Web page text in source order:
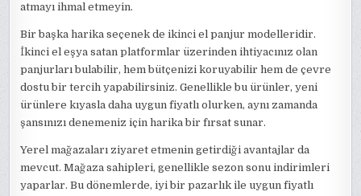
atmayı ihmal etmeyin.
Bir başka harika seçenek de ikinci el panjur modelleridir.
İkinci el eşya satan platformlar üzerinden ihtiyacınız olan
panjurları bulabilir, hem bütçenizi koruyabilir hem de çevre
dostu bir tercih yapabilirsiniz. Genellikle bu ürünler, yeni
ürünlere kıyasla daha uygun fiyatlı olurken, aynı zamanda
şansınızı denemeniz için harika bir fırsat sunar.
Yerel mağazaları ziyaret etmenin getirdiği avantajlar da
mevcut. Mağaza sahipleri, genellikle sezon sonu indirimleri
yaparlar. Bu dönemlerde, iyi bir pazarlık ile uygun fiyatlı